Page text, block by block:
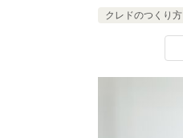
クレドのつくり方